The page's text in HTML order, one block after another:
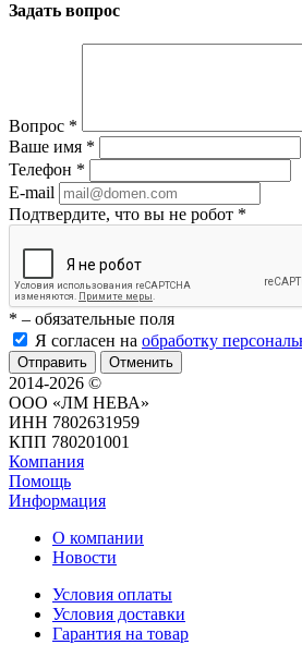
Задать вопрос
Вопрос *
Ваше имя *
Телефон *
E-mail
Подтвердите, что вы не робот *
* – обязательные поля
Я согласен на обработку
Отменить
2014-2026 ©
ООО «ЛМ НЕВА»
ИНН 7802631959
КПП 780201001
Компания
Помощь
Информация
О компании
Новости
Условия оплаты
Условия доставки
Гарантия на товар